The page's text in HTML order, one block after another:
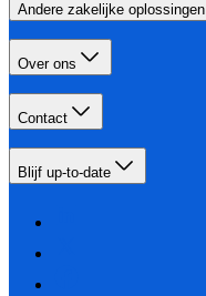
Andere zakelijke oplossingen
Over ons
Contact
Blijf up-to-date